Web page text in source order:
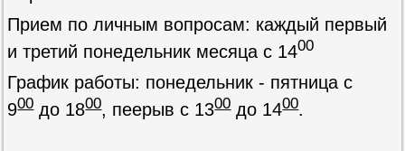
Прием по личным вопросам: каждый первый
и третий понедельник месяца c 1400
График работы: понедельник - пятница с
900до 1800, пеерыв с 1300до 1400.